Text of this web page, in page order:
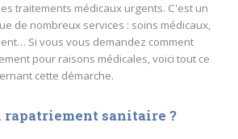
traitements médicaux urgents. C'est un
de nombreux services : soins médicaux,
Si vous vous demandez comment
pour raisons médicales, voici tout ce
cette démarche.
rapatriement sanitaire ?